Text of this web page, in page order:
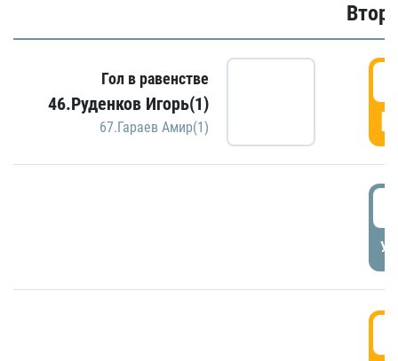
Гол в равенстве
46.Руденков Игорь(1)
67.Гараев Амир(1)